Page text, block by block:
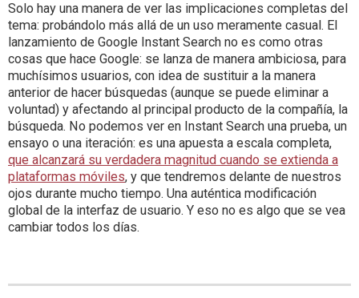
Solo hay una manera de ver las implicaciones completas del
tema: probándolo más allá de un uso meramente casual. El
lanzamiento de Google Instant Search no es como otras
cosas que hace Google: se lanza de manera ambiciosa, para
muchísimos usuarios, con idea de sustituir a la manera
anterior de hacer búsquedas (aunque se puede eliminar a
voluntad) y afectando al principal producto de la compañía, la
búsqueda. No podemos ver en Instant Search una prueba, un
ensayo o una iteración: es una apuesta a escala completa,
que alcanzará su verdadera magnitud cuando se extienda a
plataformas móviles, y que tendremos delante de nuestros
ojos durante mucho tiempo. Una auténtica modificación
global de la interfaz de usuario. Y eso no es algo que se vea
cambiar todos los días.